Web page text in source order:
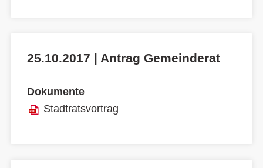
25.10.2017 | Antrag Gemeinderat
Dokumente
Stadtratsvortrag